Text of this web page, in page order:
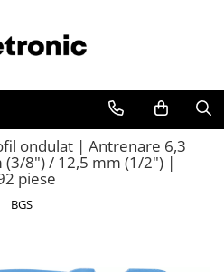
ondulat | Antrenare 6,3
8") / 12,5 mm (1/2") |
piese
BGS